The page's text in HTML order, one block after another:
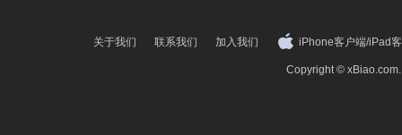
关于我们 联系我们 加入我们 iPhone客户端/iPad
Copyright ©